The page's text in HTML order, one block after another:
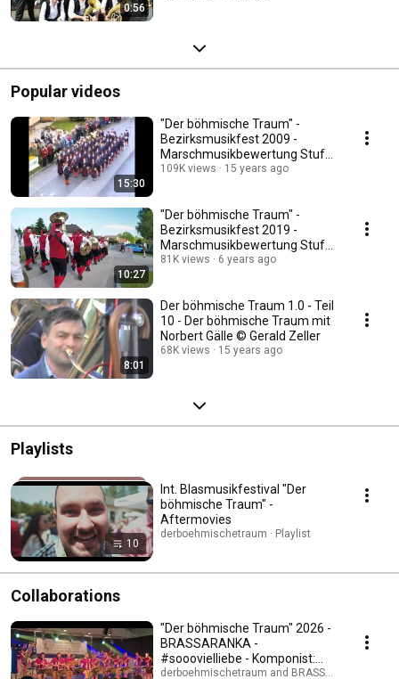
0:56
Popular videos
15:30
"Der böhmische Traum" -
Bezirksmusikfest 2009 -
Marschmusikbewertung Stufe
E - Trachtenkapelle Brand
109K views 15 years ago
10:27
"Der böhmische Traum" -
Bezirksmusikfest 2019 -
Marschmusikbewertung Stufe
E - Trachtenkapelle Brand
81K views 6 years ago
8:01
Der böhmische Traum 1.0 - Teil
10 - Der böhmische Traum mit
Norbert Gälle © Gerald Zeller
68K views 15 years ago
Playlists
10
Int. Blasmusikfestival "Der
böhmische Traum" -
Aftermovies
derboehmischetraum · Playlist
Collaborations
"Der böhmische Traum" 2026 -
BRASSARANKA -
#sooovielliebe - Komponist:
Manfred Hirtenlehner
derboehmischetraum and BRASSARANKA